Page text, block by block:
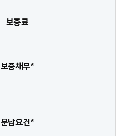
보증료
보증채무*
분납요건*